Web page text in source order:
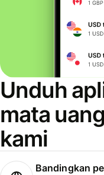
Unduh
mata
kami
Bandingkan